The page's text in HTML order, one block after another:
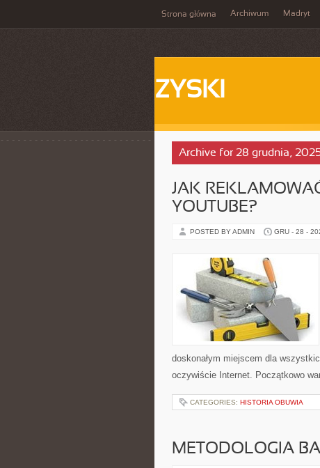
Strona główna Archiwum Madryt
ZYSKI
Archive for 28 grudnia,
JAK
YOUTUBE?
POSTED BY ADMIN GRU - 28 -
doskonałym miejscem dla
oczywiście Internet. Początkowo
CATEGORIES: HISTORIA OBUWIA
METODOLOGIA